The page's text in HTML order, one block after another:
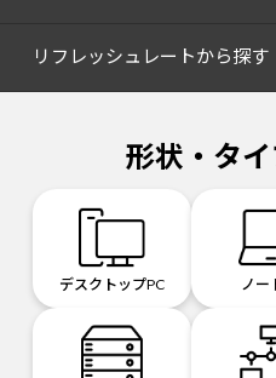
リフレッシュレートから探す
形状・タ
デスクトップPC ノー